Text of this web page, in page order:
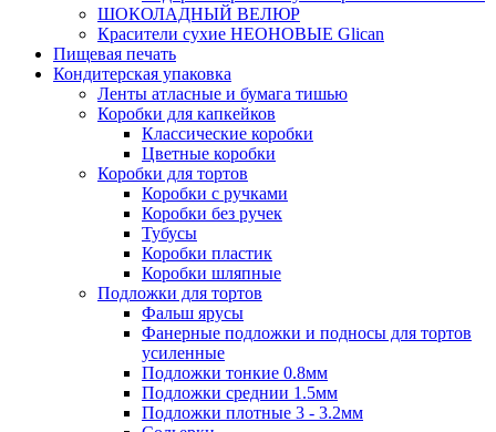
ШОКОЛАДНЫЙ ВЕЛЮР
Красители сухие НЕОНОВЫЕ Glican
Пищевая печать
Кондитерская упаковка
Ленты атласные и бумага тишью
Коробки для капкейков
Классические коробки
Цветные коробки
Коробки для тортов
Коробки с ручками
Коробки без ручек
Тубусы
Коробки пластик
Коробки шляпные
Подложки для тортов
Фальш ярусы
Фанерные подложки и подносы для тортов
усиленные
Подложки тонкие 0.8мм
Подложки среднии 1.5мм
Подложки плотные 3 - 3.2мм